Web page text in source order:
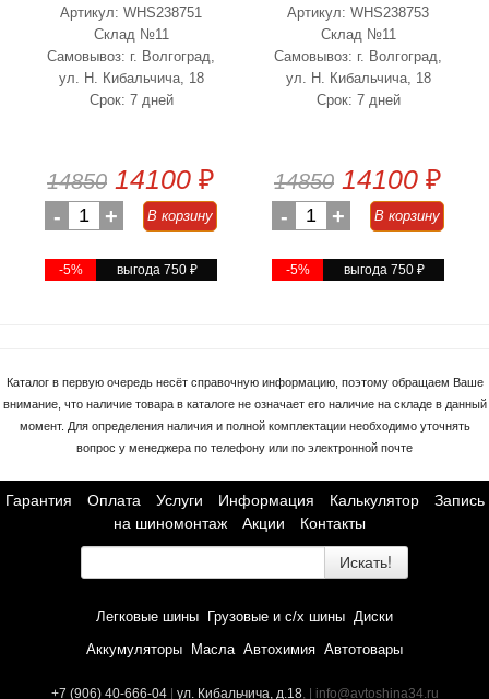
Артикул: WHS238751
Склад №11
Самовывоз: г. Волгоград,
ул. Н. Кибальчича, 18
Срок: 7 дней
14850 14100 ₽
- 1 + В корзину
-5% выгода 750 ₽
Артикул: WHS238753
Склад №11
Самовывоз: г. Волгоград,
ул. Н. Кибальчича, 18
Срок: 7 дней
14850 14100 ₽
- 1 + В корзину
-5% выгода 750 ₽
Каталог в первую очередь несёт справочную информацию, поэтому обращаем Ваше
внимание, что наличие товара в каталоге не означает его наличие на складе в данный
момент. Для определения наличия и полной комплектации необходимо уточнять
вопрос у менеджера по телефону или по электронной почте
Гарантия Оплата Услуги Информация Калькулятор
Запись
на шиномонтаж
Акции Контакты
Искать!
Легковые шины Грузовые и с/х шины Диски
Аккумуляторы Масла Автохимия Автотовары
+7 (906) 40-666-04 | ул. Кибальчича, д.18, | info@avtoshina34.ru